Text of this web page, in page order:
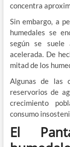
concentra
Sin embargo, a
humedales se
según se suele
acelerada. De
mitad de los
Algunas de las
reservorios de
crecimiento
consumo
El